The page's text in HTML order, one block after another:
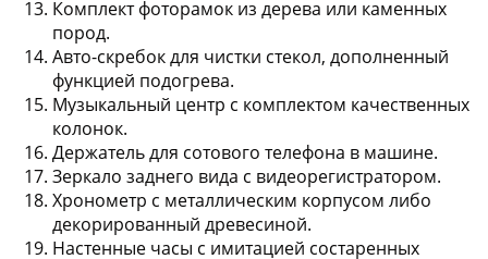
Комплект фоторамок из дерева или каменных
пород.
Авто-скребок для чистки стекол, дополненный
функцией подогрева.
Музыкальный центр с комплектом качественных
колонок.
Держатель для сотового телефона в машине.
Зеркало заднего вида с видеорегистратором.
Хронометр с металлическим корпусом либо
декорированный древесиной.
Настенные часы с имитацией состаренных